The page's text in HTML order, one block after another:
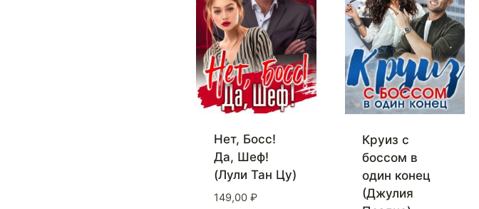
Нет, Босс!
Да, Шеф!
(Лули Тан Цу)
149,00 ₽
Круиз с
боссом в
один конец
(Джулия